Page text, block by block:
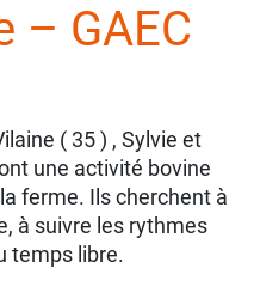
– GAEC
( 35 ) , Sylvie et
une activité bovine
ferme. Ils cherchent à
à suivre les rythmes
temps libre.